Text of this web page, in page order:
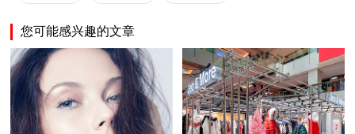
您可能感兴趣的文章